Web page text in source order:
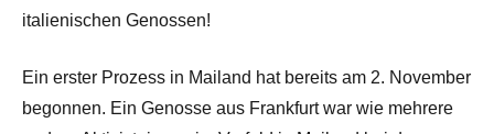
italienischen Genossen!
Ein erster Prozess in Mailand hat bereits am 2. November
begonnen. Ein Genosse aus Frankfurt war wie mehrere